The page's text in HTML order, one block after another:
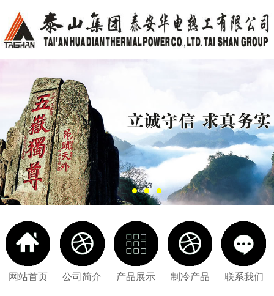
网站首页 公司简介 产品展示 制冷产品 联系我们